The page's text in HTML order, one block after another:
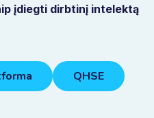
įdiegti dirbtinį intelektą
QHSE